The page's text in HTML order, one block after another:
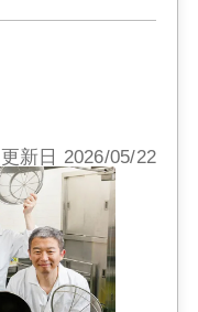
新日 2026/05/22